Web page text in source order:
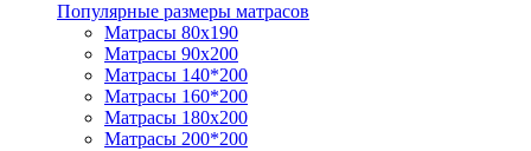
Популярные размеры матрасов
Матрасы 80x190
Матрасы 90x200
Матрасы 140*200
Матрасы 160*200
Матрасы 180x200
Матрасы 200*200